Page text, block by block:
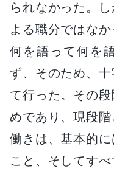
られなかった。
よる職分ではな
何を語って何を
ず、そのため、
て行った。その
めであり、現段
働きは、基本的
こと、そしてす